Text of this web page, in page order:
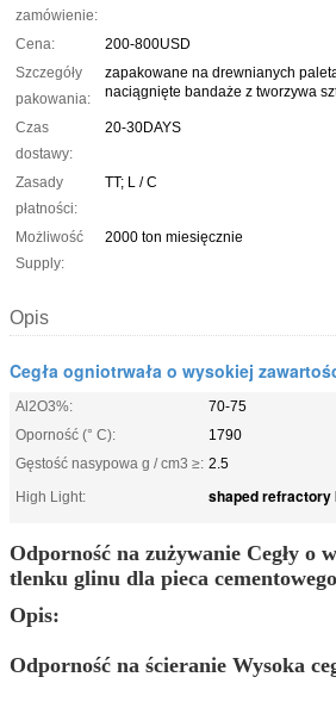
zamówienie:
Cena:
200-800USD
Szczegóły
pakowania:
zapakowane na drewnianych
naciągnięte bandaże z tworzywa
Czas
dostawy:
20-30DAYS
Zasady
płatności:
TT; L ​​/ C
Możliwość
Supply:
2000 ton miesięcznie
Opis
Cegła ogniotrwała o wysokiej
Al2O3%:
70-75
Oporność (° C):
1790
Gęstość nasypowa g / cm3 ≥: 2.5
High Light:
shaped
Odporność na zużywanie Cegły o
tlenku glinu dla pieca
Opis:
Odporność na ścieranie Wysoka